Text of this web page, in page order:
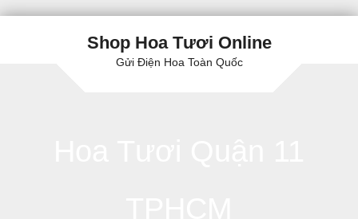
Shop Hoa Tươi Online
Gửi Điện Hoa Toàn Quốc